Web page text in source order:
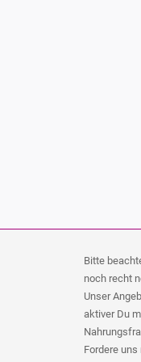
Bitte
noch recht
Unser
aktiver Du
Fordere